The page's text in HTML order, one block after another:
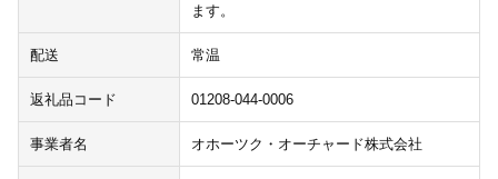
ます。
配送 常温
返礼品コード 01208-044-0006
事業者名 オホーツク・オーチャード株式会社